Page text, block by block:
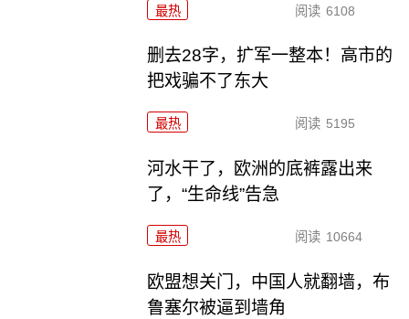
最热 阅读 6108
删去28字，扩军一整本！高市的
把戏骗不了东大
最热 阅读 5195
河水干了，欧洲的底裤露出来
了，“生命线”告急
最热 阅读 10664
欧盟想关门，中国人就翻墙，布
鲁塞尔被逼到墙角